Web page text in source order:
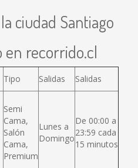
ciudad Santiago
en recorrido.cl
Tipo Salidas Salidas
Semi
Cama,
Salón
Cama,
Premium
Lunes a
Domingo
De 00:00 a
23:59 cada
15 minutos